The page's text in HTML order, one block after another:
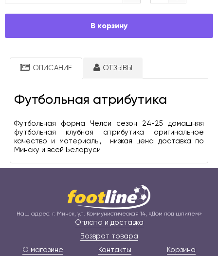
В корзину
ОПИСАНИЕ ОТЗЫВЫ
Футбольная атрибутика
Футбольная форма Челси сезон 24-25 домашняя
футбольная клубная атрибутика оригинальное
качество и материалы,  низкая цена доставка по
Минску и всей Беларуси
Наш адрес: г. Минск, ул. Коммунистическая 14, «Дом под шпилем»
Оплата и доставка
Возврат товара
О магазине
Контакты Корзина